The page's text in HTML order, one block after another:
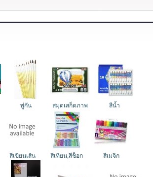
พู่กัน สมุดเสก็ตภาพ สีน้ำ
สีเขียนเส้น สีเทียน,สีช็อก สีเมจิก